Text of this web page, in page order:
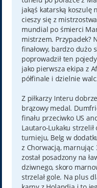
jakąś katarską koszulę
cieszy się z
mundial po śmierci
mistrzem. Przypadek?
finałowy, bardzo dużo
poprowadził ten
jako pierwsza ekipa z
półfinale i dzielnie
Z piłkarzy Interu
brązowy medal.
finału przeciwko US
Lautaro-Lukaku strzelił
turnieju, Belg w
z Chorwacją, marnując
został posadzony na
dziwnego, skoro
strzelał gole. Na plus